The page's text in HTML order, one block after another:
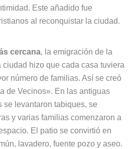
Este añadido fue
al reconquistar la ciudad.
cercana, la emigración de la
ciudad hizo que cada casa tuviera
número de familias. Así se creó
de Vecinos». En las antiguas
se levantaron tabiques, se
y varias familias comenzaron a
El patio se convirtió en
lavadero, fuente pozo y aseo.